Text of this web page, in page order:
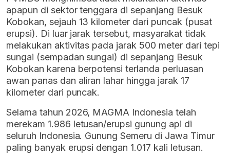
apapun di sektor tenggara di sepanjang Besuk
Kobokan, sejauh 13 kilometer dari puncak (pusat
erupsi). Di luar jarak tersebut, masyarakat tidak
melakukan aktivitas pada jarak 500 meter dari tepi
sungai (sempadan sungai) di sepanjang Besuk
Kobokan karena berpotensi terlanda perluasan
awan panas dan aliran lahar hingga jarak 17
kilometer dari puncak.
Selama tahun 2026, MAGMA Indonesia telah
merekam 1.986 letusan/erupsi gunung api di
seluruh Indonesia. Gunung Semeru di Jawa Timur
paling banyak erupsi dengan 1.017 kali letusan.